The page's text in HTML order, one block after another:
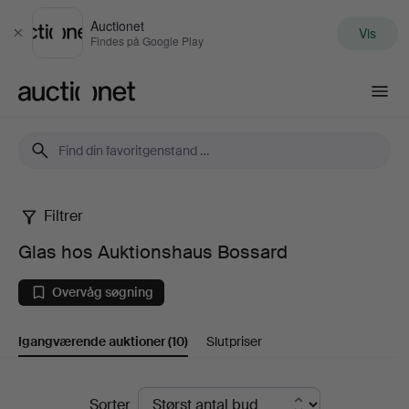
Luk
Auctionet
Findes på Google Play Vis
Glas
hos
Auktionshaus
Bossard
Filtrer
Glas hos Auktionshaus Bossard
Overvåg søgning
Igangværende auktioner(10) Slutpriser
Igangværende
Sorter